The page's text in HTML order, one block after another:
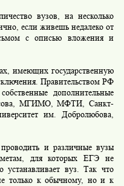
вузов, на несколько
если живешь недалеко от
с описью вложения и
имеющих государственную
Правительством РФ
дополнительные
МГИМО, МФТИ, Санкт-
им. Добролюбова,
и различные вузы
для которых ЕГЭ не
вуз. Так что
только к обычному, но и к